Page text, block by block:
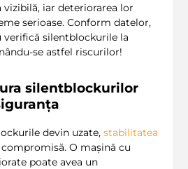
iar deteriorarea lor
serioase. Conform datelor,
verifică silentblockurile la
se astfel riscurilor!
silentblockurilor
devin uzate, stabilitatea
O mașină cu
poate avea un